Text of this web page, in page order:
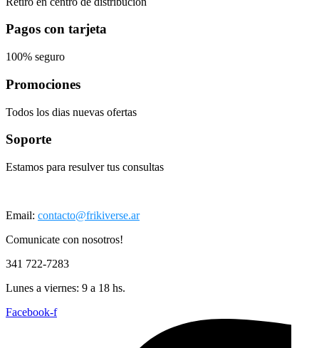
Pagos con tarjeta
100% seguro
Promociones
Todos los dias nuevas ofertas
Soporte
Estamos para resulver tus consultas
Email: contacto@frikiverse.ar
Comunicate con nosotros!
341 722-7283
Lunes a viernes: 9 a 18 hs.
Facebook-f